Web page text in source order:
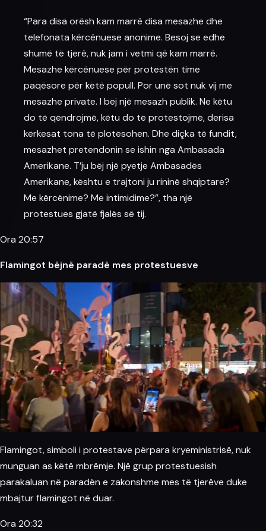
“Para disa orësh kam marrë disa mesazhe dhe
telefonata kërcënuese anonime. Besoj se edhe
shumë të tjerë, nuk jam i vetmi që kam marrë.
Mesazhe kërcënuese për protestën time
paqësore për këtë popull. Por unë sot nuk vij me
mesazhe private. I bëj një mesazh publik. Ne këtu
do të qëndrojmë, këtu do të protestojmë, derisa
kërkesat tona të plotësohen. Dhe diçka të fundit,
mesazhet pretendonin se ishin nga Ambasada
Amerikane. T’ju bëj një pyetje Ambasadës
Amerikane, kështu e trajtoni ju rininë shqiptare?
Me kërcënime? Me intimidime?”, tha një
protestues gjatë fjalës së tij.
Ora 20:57
Flamingot bëjnë paradë mes protestuesve
Flamingot, simboli i protestave përpara kryeministrisë, nuk
munguan as këtë mbrëmje. Një grup protestuesish
parakaluan në paradën e zakonshme mes të tjerëve duke
mbajtur flamingot në duar.
Ora 20:32